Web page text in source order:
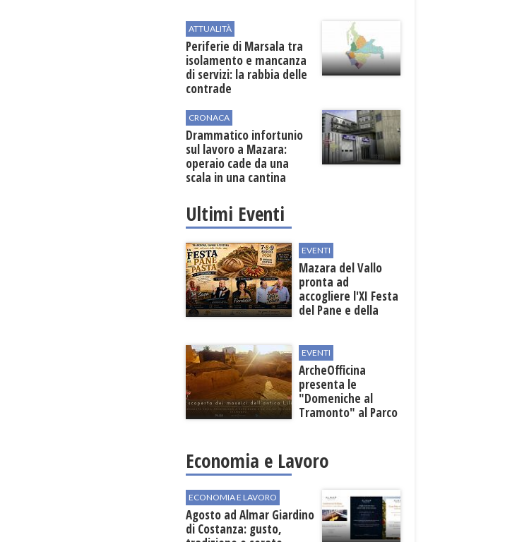
ATTUALITÀ
Periferie di Marsala tra
isolamento e mancanza
di servizi: la rabbia delle
contrade
CRONACA
Drammatico infortunio
sul lavoro a Mazara:
operaio cade da una
scala in una cantina
Ultimi Eventi
EVENTI
Mazara del Vallo
pronta ad
accogliere l'XI Festa
del Pane e della
EVENTI
ArcheOfficina
presenta le
"Domeniche al
Tramonto" al Parco
Economia e Lavoro
ECONOMIA E LAVORO
Agosto ad Almar Giardino
di Costanza: gusto,